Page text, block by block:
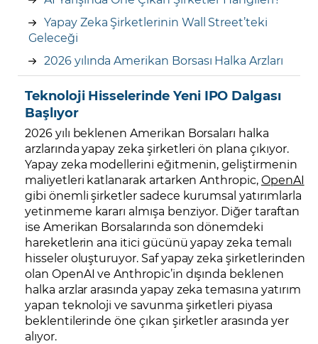
Yapay Zeka Şirketlerinin Wall Street’teki
Geleceği
2026 yılında Amerikan Borsası Halka Arzları
Teknoloji Hisselerinde Yeni IPO Dalgası
Başlıyor
2026 yılı beklenen Amerikan Borsaları halka
arzlarında yapay zeka şirketleri ön plana çıkıyor.
Yapay zeka modellerini eğitmenin, geliştirmenin
maliyetleri katlanarak artarken Anthropic,OpenAI
gibi önemli şirketler sadece kurumsal yatırımlarla
yetinmeme kararı almışa benziyor. Diğer taraftan
ise Amerikan Borsalarında son dönemdeki
hareketlerin ana itici gücünü yapay zeka temalı
hisseler oluşturuyor. Saf yapay zeka şirketlerinden
olan OpenAI ve Anthropic’in dışında beklenen
halka arzlar arasında yapay zeka temasına yatırım
yapan teknoloji ve savunma şirketleri piyasa
beklentilerinde öne çıkan şirketler arasında yer
alıyor.